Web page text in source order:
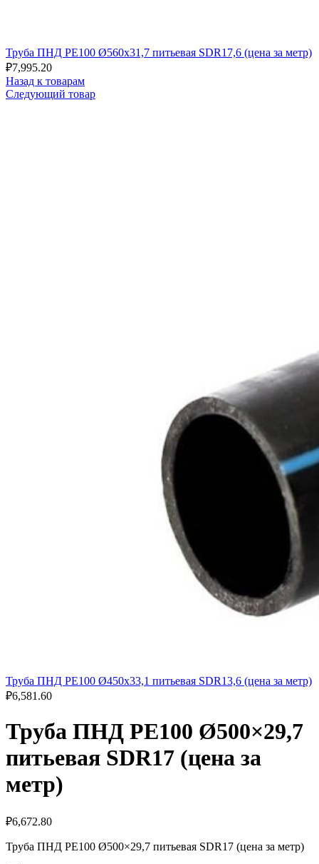
Труба ПНД РЕ100 Ø560x31,7 питьевая SDR17,6 (цена за метр)
₽7,995.20
Назад к товарам
Следующий товар
Труба ПНД РЕ100 Ø450x33,1 питьевая SDR13,6 (цена за метр)
₽6,581.60
Труба ПНД РЕ100 Ø500×29,7
питьевая SDR17 (цена за
метр)
₽6,672.80
Труба ПНД РЕ100 Ø500×29,7 питьевая SDR17 (цена за метр)